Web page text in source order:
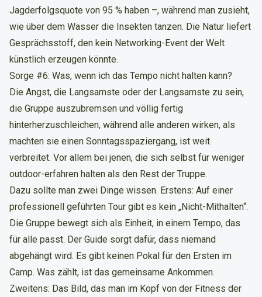
Jagderfolgsquote von 95 % haben –, während man zusieht,
wie über dem Wasser die Insekten tanzen. Die Natur liefert
Gesprächsstoff, den kein Networking-Event der Welt
künstlich erzeugen könnte.
Sorge #6: Was, wenn ich das Tempo nicht halten kann?
Die Angst, die Langsamste oder der Langsamste zu sein,
die Gruppe auszubremsen und völlig fertig
hinterherzuschleichen, während alle anderen wirken, als
machten sie einen Sonntagsspaziergang, ist weit
verbreitet. Vor allem bei jenen, die sich selbst für weniger
outdoor-erfahren halten als den Rest der Truppe.
Dazu sollte man zwei Dinge wissen. Erstens: Auf einer
professionell geführten Tour gibt es kein „Nicht-Mithalten“.
Die Gruppe bewegt sich als Einheit, in einem Tempo, das
für alle passt. Der Guide sorgt dafür, dass niemand
abgehängt wird. Es gibt keinen Pokal für den Ersten im
Camp. Was zählt, ist das gemeinsame Ankommen.
Zweitens: Das Bild, das man im Kopf von der Fitness der